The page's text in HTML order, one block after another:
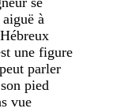
à
une figure
parler
pied
vue